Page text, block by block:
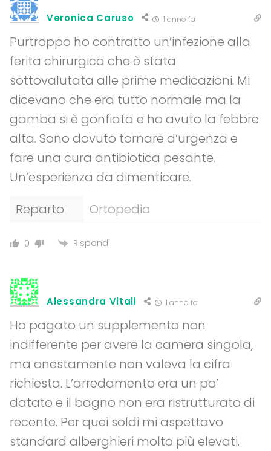
Veronica Caruso 1 anno fa
Purtroppo ho contratto un’infezione alla
ferita chirurgica che è stata
sottovalutata alle prime medicazioni. Mi
dicevano che era tutto normale ma la
gamba si è gonfiata e ho avuto la febbre
alta. Sono dovuto tornare d’urgenza e
fare una cura antibiotica pesante.
Un’esperienza da dimenticare.
Reparto
Ortopedia
0 Rispondi
Alessandra Vitali 1 anno fa
Ho pagato un supplemento non
indifferente per avere la camera singola,
ma onestamente non valeva la cifra
richiesta. L’arredamento era un po’
datato e il bagno non era ristrutturato di
recente. Per quei soldi mi aspettavo
standard alberghieri molto più elevati.